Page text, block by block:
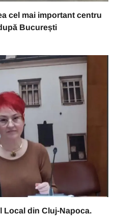
cel mai important centru
București
Local din Cluj-Napoca.